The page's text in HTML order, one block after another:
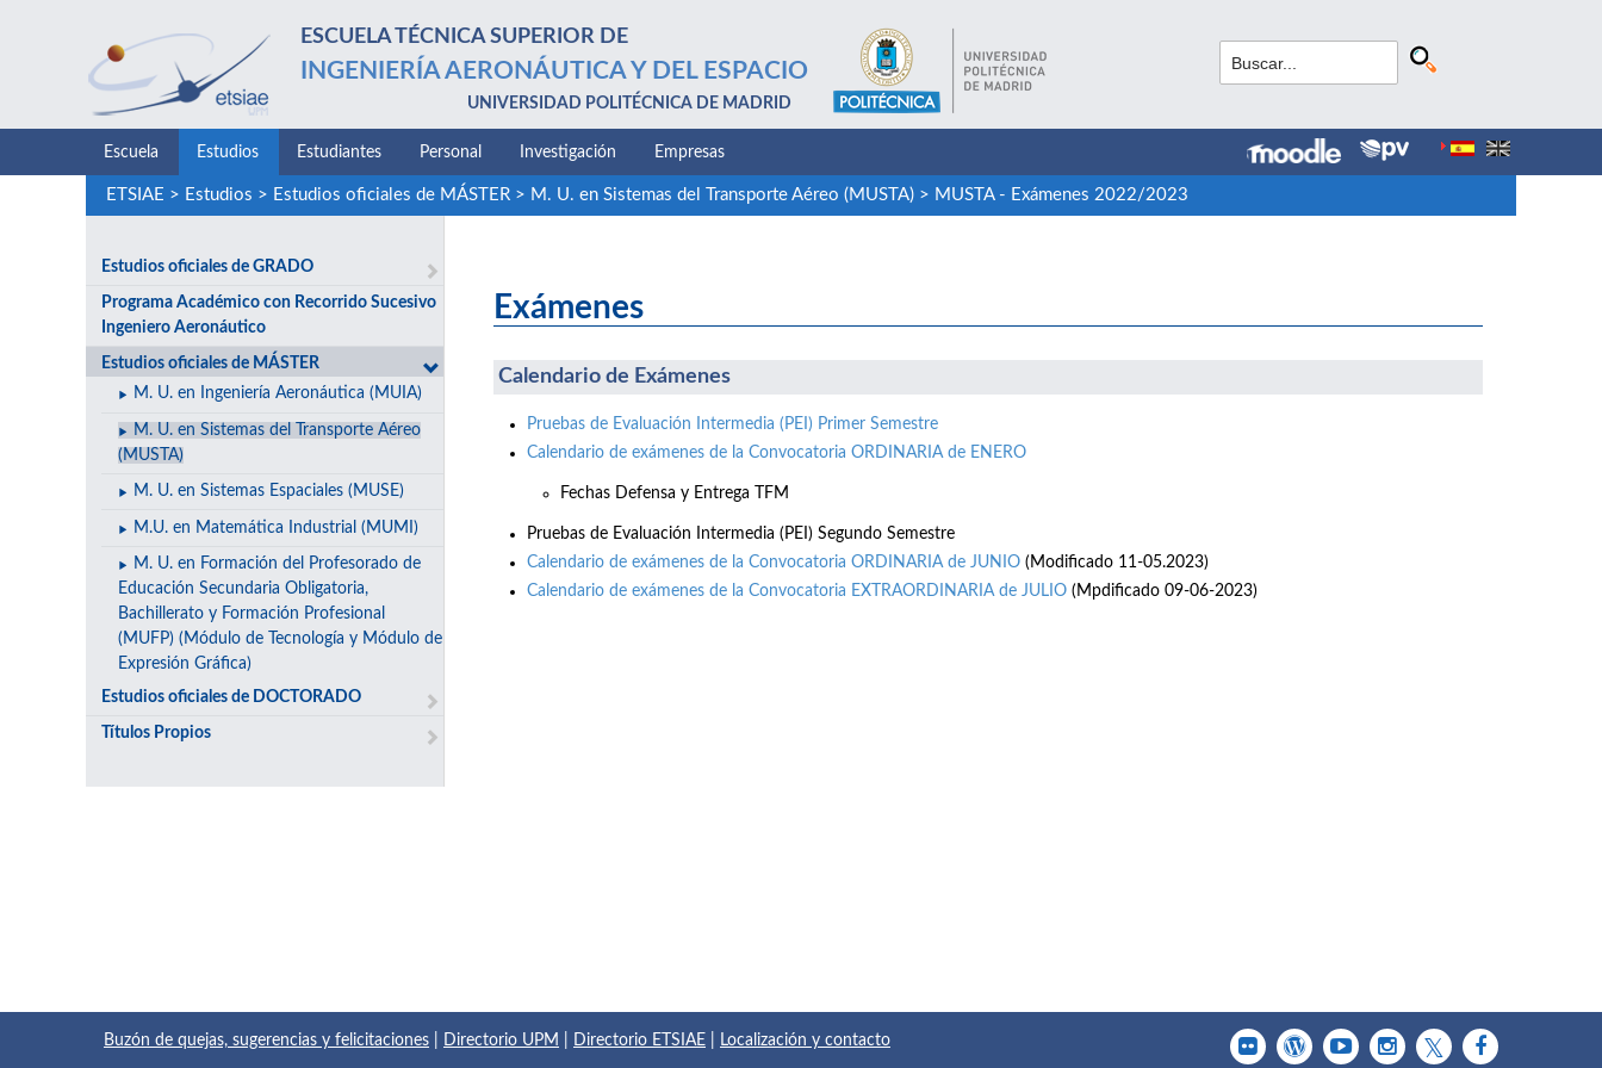
ESCUELA TÉCNICA SUPERIOR DE
INGENIERÍA AERONÁUTICA Y DEL ESPACIO
UNIVERSIDAD POLITÉCNICA DE MADRID
Escuela Estudios Estudiantes Personal Investigación Empresas
ETSIAE > Estudios > Estudios oficiales de MÁSTER> M. U. en Sistemas del Transporte Aéreo (MUSTA)> MUSTA - Exámenes 2022/2023
Estudios oficiales de GRADO
Programa Académico con Recorrido Sucesivo
Ingeniero Aeronáutico
Estudios oficiales de MÁSTER
M. U. en Ingeniería Aeronáutica (MUIA)
M. U. en Sistemas del Transporte Aéreo
(MUSTA)
M. U. en Sistemas Espaciales (MUSE)
M.U. en Matemática Industrial (MUMI)
M. U. en Formación del Profesorado de
Educación Secundaria Obligatoria,
Bachillerato y Formación Profesional
(MUFP) (Módulo de Tecnología y Módulo de
Expresión Gráfica)
Estudios oficiales de DOCTORADO
Títulos Propios
Exámenes
Calendario de Exámenes
Pruebas de Evaluación Intermedia (PEI) Primer Semestre
Calendario de exámenes de la Convocatoria ORDINARIA de ENERO
Fechas Defensa y Entrega TFM
Pruebas de Evaluación Intermedia (PEI) Segundo Semestre
Calendario de exámenes de la Convocatoria ORDINARIA de JUNIO (Modificado 11-05.2023)
Calendario de exámenes de la Convocatoria EXTRAORDINARIA de JULIO (Mpdificado 09-06-2023)
Buzón de quejas, sugerencias y felicitaciones Directorio UPM Directorio ETSIAE Localización y contacto